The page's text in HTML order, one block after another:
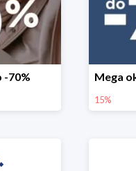
-70%
15%